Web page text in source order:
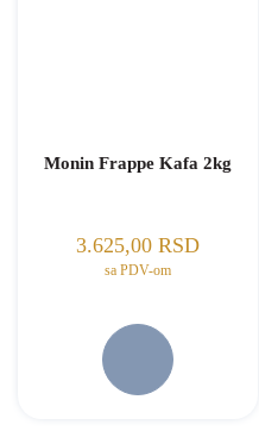
Monin Frappe Kafa 2kg
3.625,00 RSD
sa PDV-om